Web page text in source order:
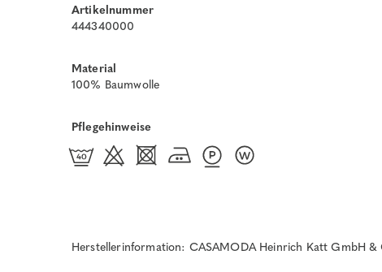
Artikelnummer
444340000
Material
100% Baumwolle
Pflegehinweise
Herstellerinformation: CASAMODA Heinrich Katt GmbH &